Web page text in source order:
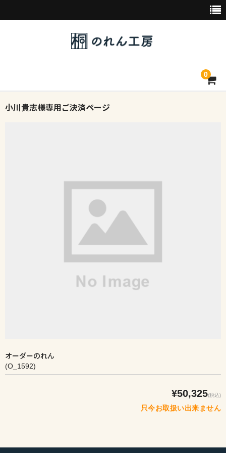
0
トップページ
小川貴志様専用ご決済ページ
オーダーのれん
(O_1592)
¥50,325(税込)
只今お取扱い出来ません